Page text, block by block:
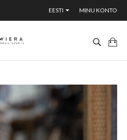
EESTI MINU KONTO